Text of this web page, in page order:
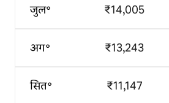
जुल॰
अग॰
सित॰
₹14,005
₹13,243
₹11,147